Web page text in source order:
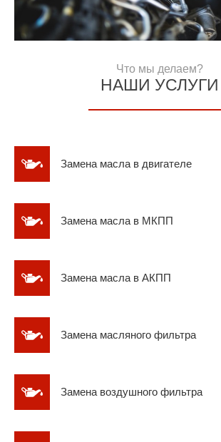
Что мы делаем?
НАШИ УСЛУГИ
Замена масла в двигателе
Замена масла в МКПП
Замена масла в АКПП
Замена масляного фильтра
Замена воздушного фильтра